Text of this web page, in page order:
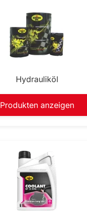
Hydrauliköl
Produkten anzeigen